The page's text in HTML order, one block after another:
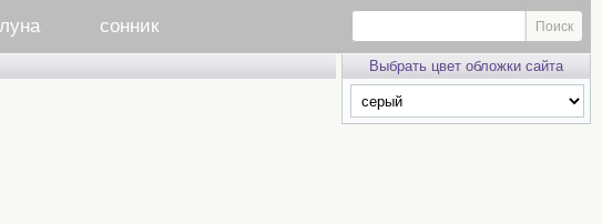
луна сонник
Выбрать цвет обложки сайта